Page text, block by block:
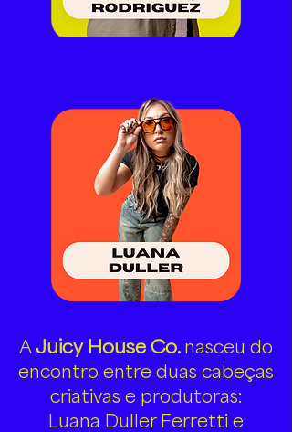
AJuicy House Co. nasceu do
encontro entre duas cabeças
criativas e produtoras:
Luana Duller Ferretti e